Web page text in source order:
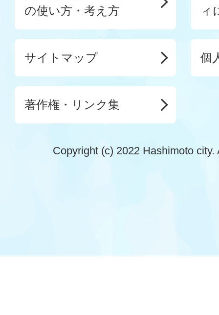
の使い方・考え方
ィ
サイトマップ 個
著作権・リンク集
Copyright (c) 2022 Hashimoto